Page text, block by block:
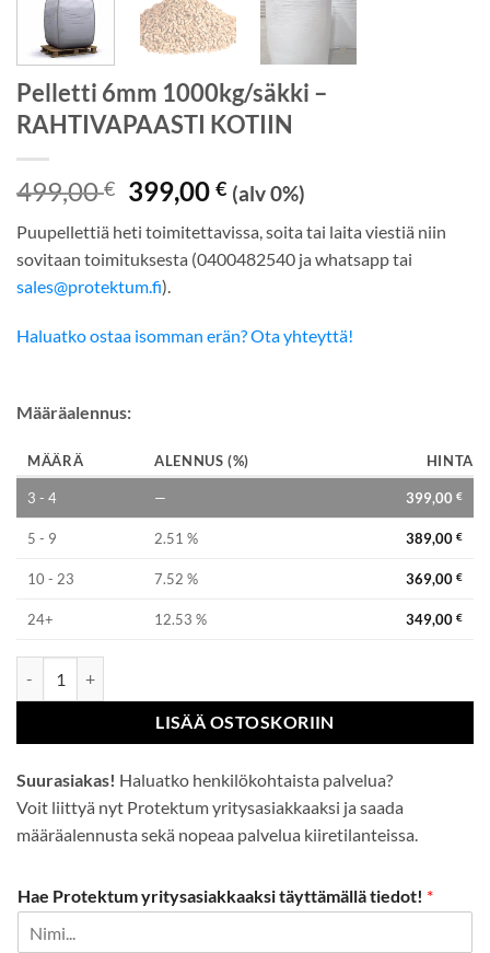
Pelletti 6mm 1000kg/säkki –
RAHTIVAPAASTI KOTIIN
499,00€ Alkuperäinen
hinta
oli:
499,00 €.
399,00€Nykyinen
hinta
on:
399,00 €.
(alv 0%)
Puupellettiä heti toimitettavissa, soita tai laita viestiä niin
sovitaan toimituksesta (0400482540 ja whatsapp tai
sales@protektum.fi).
Haluatko ostaa isomman erän? Ota yhteyttä!
Määräalennus:
MÄÄRÄ ALENNUS (%) HINTA
3 - 4 — 399,00 €
5 - 9 2.51 % 389,00 €
10 - 23 7.52 % 369,00 €
24+ 12.53 % 349,00 €
LISÄÄ OSTOSKORIIN
Suurasiakas! Haluatko henkilökohtaista palvelua?
Voit liittyä nyt Protektum yritysasiakkaaksi ja saada
määräalennusta sekä nopeaa palvelua kiiretilanteissa.
Hae Protektum yritysasiakkaaksi täyttämällä tiedot! *